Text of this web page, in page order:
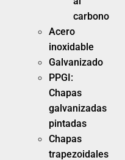
carbono
Acero
inoxidable
Galvanizado
PPGI:
Chapas
galvanizadas
pintadas
Chapas
trapezoidales